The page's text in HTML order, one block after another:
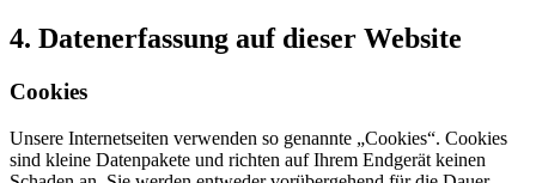
4. Datenerfassung auf dieser Website
Cookies
Unsere Internetseiten verwenden so genannte „Cookies“. Cookies
sind kleine Datenpakete und richten auf Ihrem Endgerät keinen